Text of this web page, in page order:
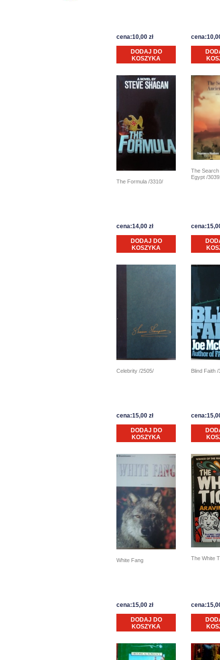
cena:10,00 zł
DODAJ DO
KOSZYKA
The Formula /3310/
cena:14,00 zł
DODAJ DO
KOSZYKA
The Search
Egypt /
Celebrity /2505/
cena:15,00 zł
DODAJ DO
KOSZYKA
Blind Faith /
White Fang
cena:15,00 zł
DODAJ DO
KOSZYKA
The White